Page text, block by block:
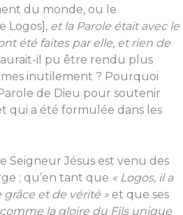
du monde, ou le
Logos], et la Parole était avec le
été faites par elle, et rien de
aurait-il pu être rendu plus
inutilement ? Pourquoi
de Dieu pour soutenir
qui a été formulée dans les
Seigneur Jésus est venu des
; qu’en tant que « Logos, il a
et de vérité »et que ses
la gloire du Fils unique